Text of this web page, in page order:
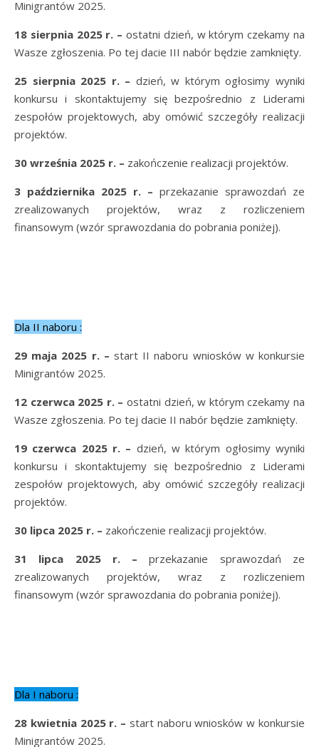
Minigrantów 2025.
18 sierpnia 2025 r. – ostatni dzień, w którym czekamy na
Wasze zgłoszenia. Po tej dacie III nabór będzie zamknięty.
25 sierpnia 2025 r. – dzień, w którym ogłosimy wyniki
konkursu i skontaktujemy się bezpośrednio z Liderami
zespołów projektowych, aby omówić szczegóły realizacji
projektów.
30 września 2025 r. – zakończenie realizacji projektów.
3 października 2025 r. – przekazanie sprawozdań ze
zrealizowanych projektów, wraz z rozliczeniem
finansowym (wzór sprawozdania do pobrania poniżej).
Dla II naboru :
29 maja 2025 r. – start II naboru wniosków w konkursie
Minigrantów 2025.
12 czerwca 2025 r. – ostatni dzień, w którym czekamy na
Wasze zgłoszenia. Po tej dacie II nabór będzie zamknięty.
19 czerwca 2025 r. – dzień, w którym ogłosimy wyniki
konkursu i skontaktujemy się bezpośrednio z Liderami
zespołów projektowych, aby omówić szczegóły realizacji
projektów.
30 lipca 2025 r. – zakończenie realizacji projektów.
31 lipca 2025 r.
–przekazanie sprawozdań ze
zrealizowanych projektów, wraz z rozliczeniem
finansowym (wzór sprawozdania do pobrania poniżej).
Dla I naboru :
28 kwietnia 2025 r. – start naboru wniosków w konkursie
Minigrantów 2025.